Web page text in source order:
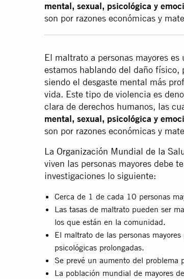
mental, sexual, psicológica y
son por razones económicas y
El maltrato a personas mayores
estamos hablando del daño
siendo el desgaste mental más
vida. Este tipo de violencia es
clara de derechos humanos, las
mental, sexual, psicológica y
son por razones económicas y
La Organización Mundial de la
viven las personas mayores debe
investigaciones lo siguiente:
Cerca de 1 de cada 10 personas
Las tasas de maltrato pueden ser
los que están en la comunidad.
El maltrato de las personas
psicológicas prolongadas.
Se prevé un aumento del problema
La población mundial de mayores